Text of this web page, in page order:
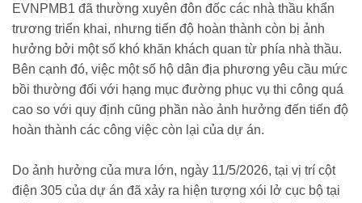
EVNPMB1 đã thường xuyên đôn đốc các nhà thầu khẩn
trương triển khai, nhưng tiến độ hoàn thành còn bị ảnh
hưởng bởi một số khó khăn khách quan từ phía nhà thầu.
Bên cạnh đó, việc một số hộ dân địa phương yêu cầu mức
bồi thường đối với hạng mục đường phục vụ thi công quá
cao so với quy định cũng phần nào ảnh hưởng đến tiến độ
hoàn thành các công việc còn lại của dự án.
Do ảnh hưởng của mưa lớn, ngày 11/5/2026, tại vị trí cột
điện 305 của dự án đã xảy ra hiện tượng xói lở cục bộ tại